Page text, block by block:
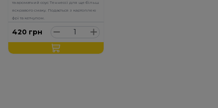
та ароматний соус Теннессі для ще більш
яскравого смаку. Подається з картоплею
фрі та кетчупом.
420 грн